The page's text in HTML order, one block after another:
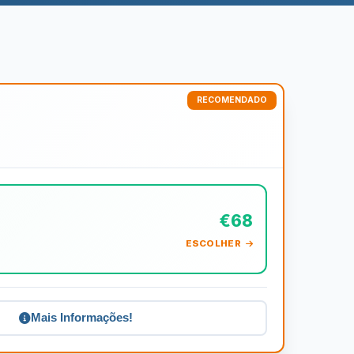
€68
ESCOLHER
Mais Informações!